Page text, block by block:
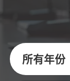
所有年份